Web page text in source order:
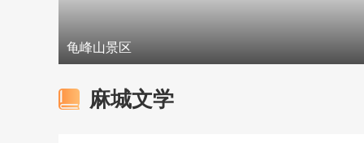
龟峰山景区
麻城文学